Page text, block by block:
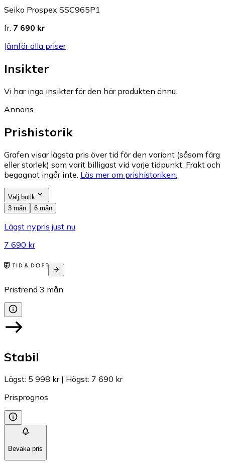
Seiko Prospex SSC965P1
fr. 7 690 kr
Jämför alla priser
Insikter
Vi har inga insikter för den här produkten ännu.
Annons
Prishistorik
Grafen visar lägsta pris över tid för den variant (såsom färg
eller storlek) som varit billigast vid varje tidpunkt. Frakt och
begagnat ingår inte. Läs mer om prishistoriken.
Välj butik
3 mån
6 mån
Lägst nypris just nu
7 690 kr
Pristrend 3 mån
Stabil
Lägst: 5 998 kr| Högst: 7 690 kr
Prisprognos
Bevaka pris